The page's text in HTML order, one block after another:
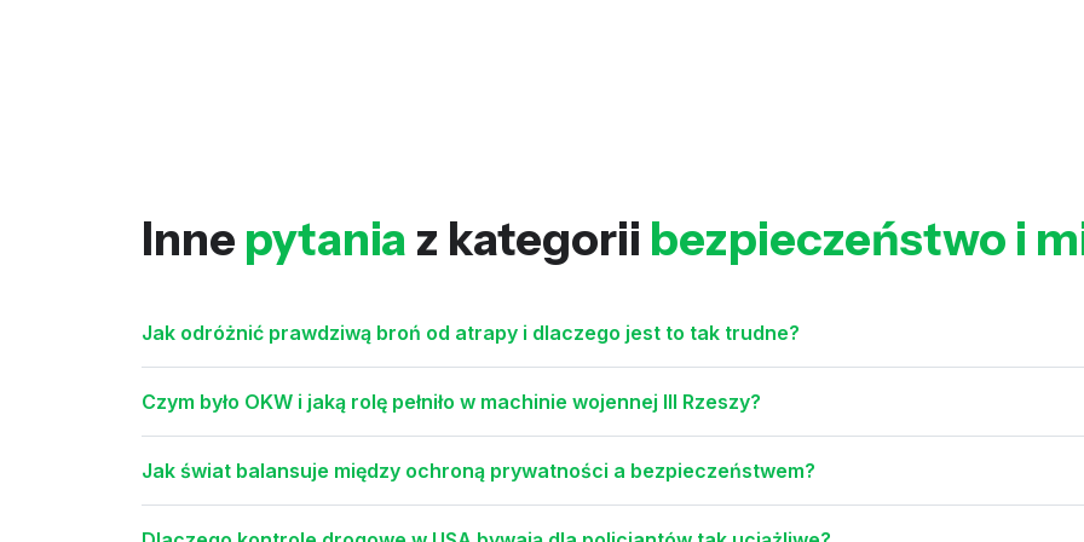
Inne pytania z kategorii bezpieczeństwo i
Jak odróżnić prawdziwą broń od atrapy i dlaczego jest to tak trudne?
Czym było OKW i jaką rolę pełniło w machinie wojennej III Rzeszy?
Jak świat balansuje między ochroną prywatności a bezpieczeństwem?